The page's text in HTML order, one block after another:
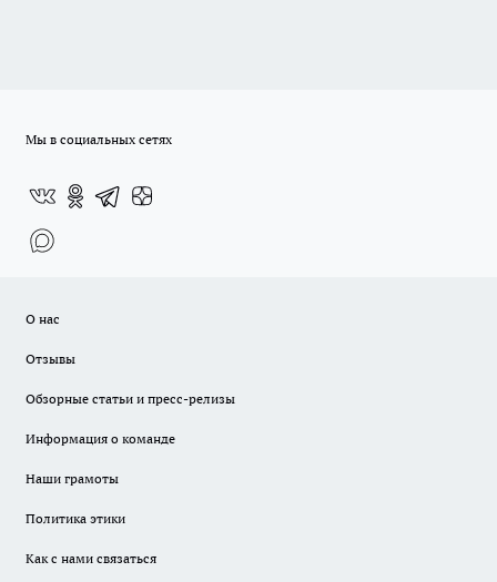
Мы в социальных сетях
О нас
Отзывы
Обзорные статьи и пресс-релизы
Информация о команде
Наши грамоты
Политика этики
Как с нами связаться